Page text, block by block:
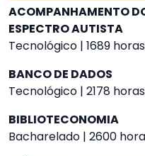
ACOMPANHAMENTO
ESPECTRO AUTISTA
Tecnológico | 1689
BANCO DE DADOS
Tecnológico | 2178
BIBLIOTECONOMIA
Bacharelado | 2600